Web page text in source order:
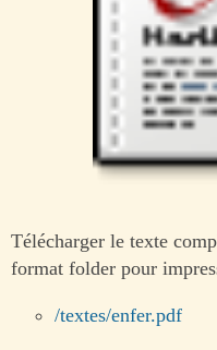
Télécharger le texte
format folder pour
/textes/enfer.pdf